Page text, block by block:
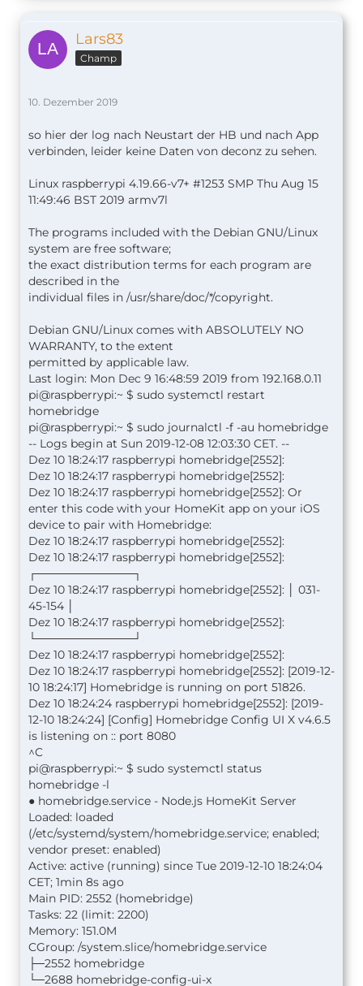
Lars83
Champ
10. Dezember 2019
so hier der log nach Neustart der HB und nach App
verbinden, leider keine Daten von deconz zu sehen.
Linux raspberrypi 4.19.66-v7+ #1253 SMP Thu Aug 15
11:49:46 BST 2019 armv7l
The programs included with the Debian GNU/Linux
system are free software;
the exact distribution terms for each program are
described in the
individual files in /usr/share/doc/*/copyright.
Debian GNU/Linux comes with ABSOLUTELY NO
WARRANTY, to the extent
permitted by applicable law.
Last login: Mon Dec 9 16:48:59 2019 from 192.168.0.11
pi@raspberrypi:~ $ sudo systemctl restart
homebridge
pi@raspberrypi:~ $ sudo journalctl -f -au homebridge
-- Logs begin at Sun 2019-12-08 12:03:30 CET. --
Dez 10 18:24:17 raspberrypi homebridge[2552]:
Dez 10 18:24:17 raspberrypi homebridge[2552]:
Dez 10 18:24:17 raspberrypi homebridge[2552]: Or
enter this code with your HomeKit app on your iOS
device to pair with Homebridge:
Dez 10 18:24:17 raspberrypi homebridge[2552]:
Dez 10 18:24:17 raspberrypi homebridge[2552]:
┌────────────┐
Dez 10 18:24:17 raspberrypi homebridge[2552]: │ 031-
45-154 │
Dez 10 18:24:17 raspberrypi homebridge[2552]:
└────────────┘
Dez 10 18:24:17 raspberrypi homebridge[2552]:
Dez 10 18:24:17 raspberrypi homebridge[2552]: [2019-12-
10 18:24:17] Homebridge is running on port 51826.
Dez 10 18:24:24 raspberrypi homebridge[2552]: [2019-
12-10 18:24:24] [Config] Homebridge Config UI X v4.6.5
is listening on :: port 8080
^C
pi@raspberrypi:~ $ sudo systemctl status
homebridge -l
● homebridge.service - Node.js HomeKit Server
Loaded: loaded
(/etc/systemd/system/homebridge.service; enabled;
vendor preset: enabled)
Active: active (running) since Tue 2019-12-10 18:24:04
CET; 1min 8s ago
Main PID: 2552 (homebridge)
Tasks: 22 (limit: 2200)
Memory: 151.0M
CGroup: /system.slice/homebridge.service
├─2552 homebridge
└─2688 homebridge-config-ui-x